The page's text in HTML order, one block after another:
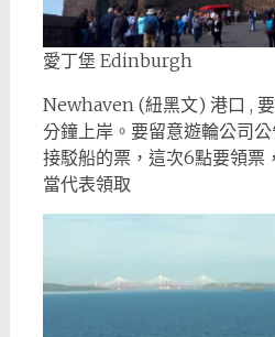
愛丁堡 Edinburgh
Newhaven (紐黑文) 港口 ,
分鐘上岸。要留意遊輪公司
接駁船的票，這次6點要領票
當代表領取